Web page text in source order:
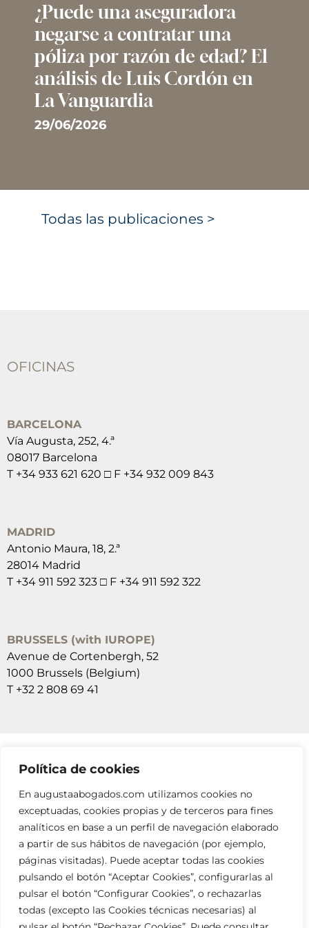
Política de cookies
En augustaabogados.com utilizamos cookies no
exceptuadas, cookies propias y de terceros para fines
analíticos en base a un perfil de navegación elaborado
a partir de sus hábitos de navegación (por ejemplo,
páginas visitadas). Puede aceptar todas las cookies
pulsando el botón “Aceptar Cookies”, configurarlas al
pulsar el botón “Configurar Cookies”, o rechazarlas
todas (excepto las Cookies técnicas necesarias) al
¿Puede una aseguradora
negarse a contratar una
póliza por razón de edad? El
análisis de Luis Cordón en
La Vanguardia
29/06/2026
Todas las publicaciones >
OFICINAS
BARCELONA
Vía Augusta, 252, 4.ª
08017 Barcelona
T +34 933 621 620 □ F +34 932 009 843
MADRID
Antonio Maura, 18, 2.ª
28014 Madrid
T +34 911 592 323 □ F +34 911 592 322
BRUSSELS (with IUROPE)
Avenue de Cortenbergh, 52
1000 Brussels (Belgium)
T +32 2 808 69 41
SUSCRÍBETE A NUESTRAS NEWSLETTERS
RELLENA EL FORMULARIO
info@augustaabogados.com